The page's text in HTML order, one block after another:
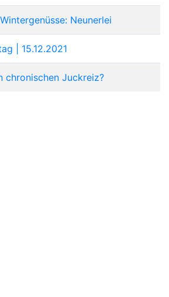
Neunerlei
| 15.12.2021
chronischen Juckreiz?